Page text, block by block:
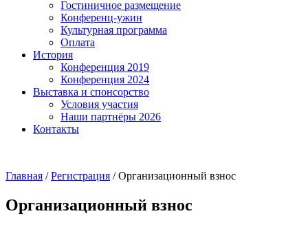
Гостиничное размещение
Конференц-ужин
Культурная программа
Оплата
История
Конференция 2019
Конференция 2024
Выставка и спонсорство
Условия участия
Наши партнёры 2026
Контакты
Главная /Регистрация /Организационный взнос
Организационный взнос